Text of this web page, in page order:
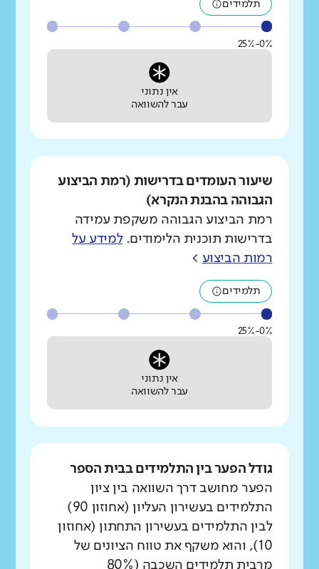
תלמידים
0%-25%
אין נתוני
עבר להשוואה
שיעור העומדים בדרישות (רמת הביצוע
הגבוהה בהבנת הנקרא)
רמת הביצוע הגבוהה משקפת עמידה
בדרישות תוכנית הלימודים.למידע על
רמות הביצוע >
תלמידים
0%-25%
אין נתוני
עבר להשוואה
גודל הפער בין התלמידים בבית הספר
הפער מחושב דרך השוואה בין ציון
התלמידים בעשירון העליון (אחוזון 90)
לבין התלמידים בעשירון התחתון (אחוזון
10), והוא משקף את טווח הציונים של
מרבית תלמידים השכבה (80%